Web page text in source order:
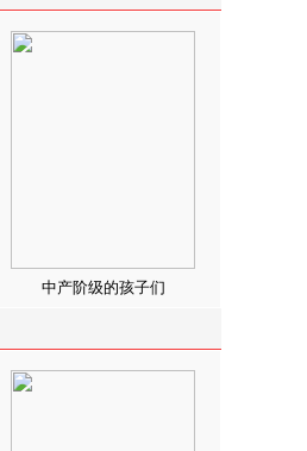
中产阶级的孩子们